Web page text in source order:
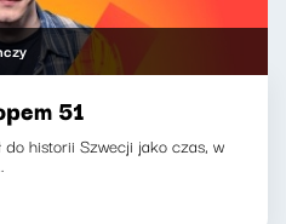
51
historii Szwecji jako czas, w